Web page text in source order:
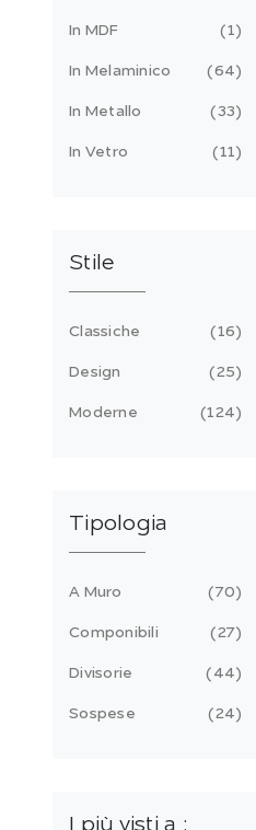
In MDF 1
In Melaminico 64
In Metallo 33
In Vetro 11
Stile
Classiche 16
Design 25
Moderne 124
Tipologia
A Muro 70
Componibili 27
Divisorie 44
Sospese 24
I più visti a :